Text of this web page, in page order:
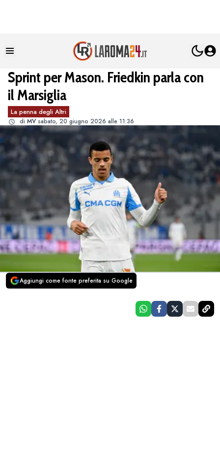
Sprint per Mason. Friedkin parla con
il Marsiglia
La penna degli Altri
di MV sabato, 20 giugno 2026 alle 11:36
Aggiungi come fonte preferita su Google